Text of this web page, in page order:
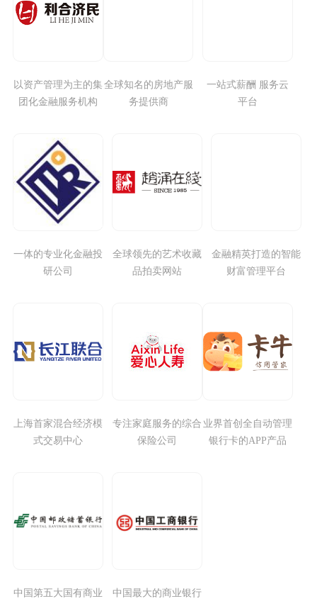
以资产管理为主的集
团化金融服务机构
全球知名的房地产服
务提供商
一站式薪酬 服务云
平台
一体的专业化金融投
研公司
全球领先的艺术收藏
品拍卖网站
金融精英打造的智能
财富管理平台
上海首家混合经济模
式交易中心
专注家庭服务的综合
保险公司
业界首创全自动管理
银行卡的APP产品
中国第五大国有商业
中国最大的商业银行